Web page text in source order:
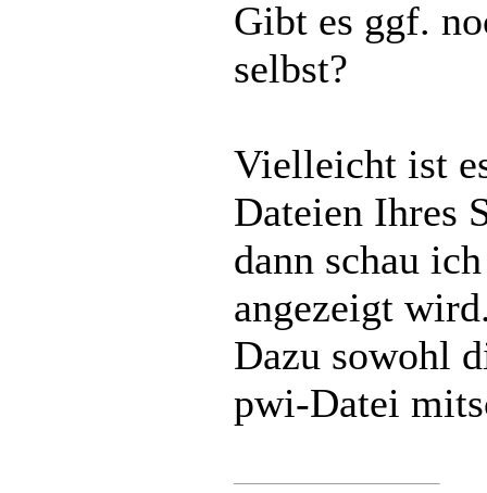
Gibt es ggf.
selbst?
Vielleicht ist
Dateien Ihres
dann schau
angezeigt
Dazu sowohl
pwi-Datei